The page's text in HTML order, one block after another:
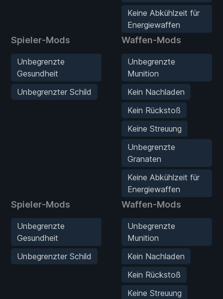
Keine Abkühlzeit für
Energiewaffen
Spieler-Mods
Unbegrenzte
Gesundheit
Unbegrenzter Schild
Waffen-Mods
Unbegrenzte
Munition
Kein Nachladen
Kein Rückstoß
Keine Streuung
Unbegrenzte
Granaten
Keine Abkühlzeit für
Energiewaffen
Spieler-Mods
Unbegrenzte
Gesundheit
Unbegrenzter Schild
Waffen-Mods
Unbegrenzte
Munition
Kein Nachladen
Kein Rückstoß
Keine Streuung